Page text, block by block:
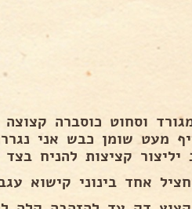
וסחוט כוסברה
מעט שומן כבש אני
יליצור קציצות להניח בצד
אחד בינוני קישוא